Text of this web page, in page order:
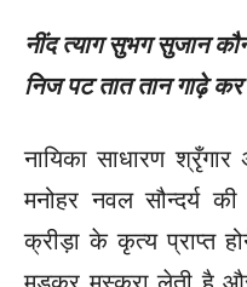
नींद त्याग सुभग सुजान
निज पट तात तान गाढ़े
नायिका साधारण
मनोहर नवल सौन्दर्य
क्रीड़ा के कृत्य प्राप्त